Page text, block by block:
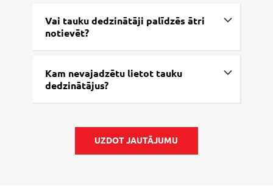
Vai tauku dedzinātāji palīdzēs ātri
notievēt?
Kam nevajadzētu lietot tauku
dedzinātājus?
UZDOT JAUTĀJUMU